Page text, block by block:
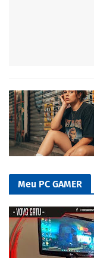
Meu PC GAMER